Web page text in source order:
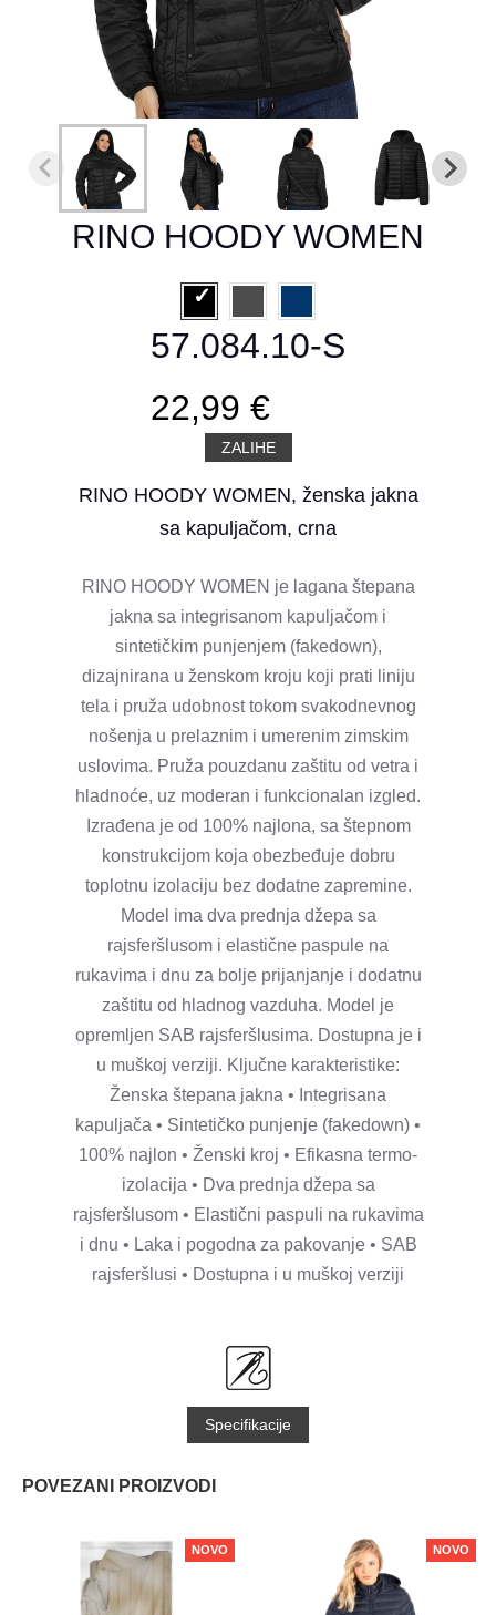
RINO HOODY WOMEN
57.084.10-S
22,99 €
ZALIHE
RINO HOODY WOMEN, ženska jakna
sa kapuljačom, crna
RINO HOODY WOMEN je lagana štepana
jakna sa integrisanom kapuljačom i
sintetičkim punjenjem (fakedown),
dizajnirana u ženskom kroju koji prati liniju
tela i pruža udobnost tokom svakodnevnog
nošenja u prelaznim i umerenim zimskim
uslovima. Pruža pouzdanu zaštitu od vetra i
hladnoće, uz moderan i funkcionalan izgled.
Izrađena je od 100% najlona, sa štepnom
konstrukcijom koja obezbeđuje dobru
toplotnu izolaciju bez dodatne zapremine.
Model ima dva prednja džepa sa
rajsferšlusom i elastične paspule na
rukavima i dnu za bolje prijanjanje i dodatnu
zaštitu od hladnog vazduha. Model je
opremljen SAB rajsferšlusima. Dostupna je i
u muškoj verziji. Ključne karakteristike:
Ženska štepana jakna • Integrisana
kapuljača • Sintetičko punjenje (fakedown) •
100% najlon • Ženski kroj • Efikasna termo-
izolacija • Dva prednja džepa sa
rajsferšlusom • Elastični paspuli na rukavima
i dnu • Laka i pogodna za pakovanje • SAB
rajsferšlusi • Dostupna i u muškoj verziji
Specifikacije
POVEZANI PROIZVODI
NOVO NOVO